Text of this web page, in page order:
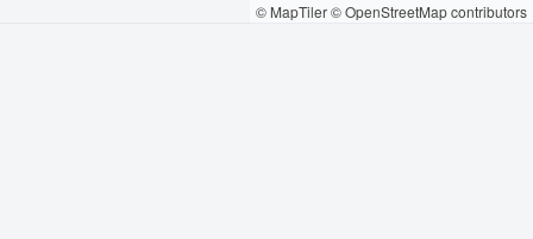
© MapTiler© OpenStreetMap contributors